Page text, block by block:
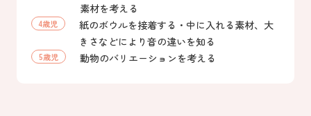
素材を考える
4歳児
紙のボウルを接着する・中に入れる素材、大
きさなどにより音の違いを知る
5歳児 動物のバリエーションを考える